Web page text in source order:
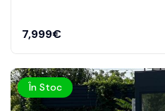
7,999€
În Stoc